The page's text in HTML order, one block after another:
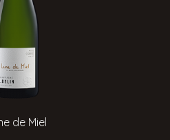
de Miel